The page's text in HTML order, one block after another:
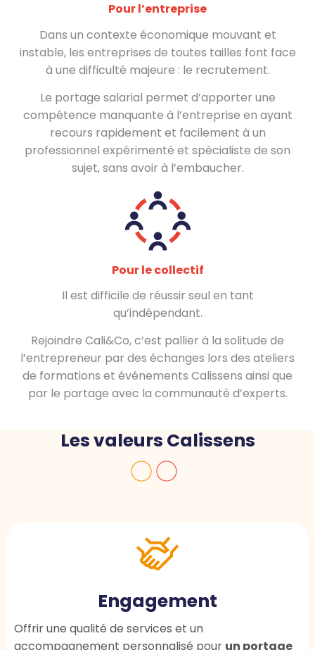
Pour l’entreprise
Dans un contexte économique mouvant et
instable, les entreprises de toutes tailles font face
à une difficulté majeure : le recrutement.
Le portage salarial permet d’apporter une
compétence manquante à l’entreprise en ayant
recours rapidement et facilement à un
professionnel expérimenté et spécialiste de son
sujet, sans avoir à l’embaucher.
Pour le collectif
Il est difficile de réussir seul en tant
qu’indépendant.
Rejoindre Cali&Co, c’est pallier à la solitude de
l’entrepreneur par des échanges lors des ateliers
de formations et événements Calissens ainsi que
par le partage avec la communauté d’experts.
Les valeurs Calissens
Engagement
Offrir une qualité de services et un
accompagnement personnalisé pour un portage